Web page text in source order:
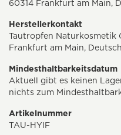
60314 Frankfurt am Main,
Herstellerkontakt
Tautropfen Naturkosmetik
Frankfurt am Main,
Mindesthaltbarkeitsdatum
Aktuell gibt es keinen
nichts zum
Artikelnummer
TAU-HYIF